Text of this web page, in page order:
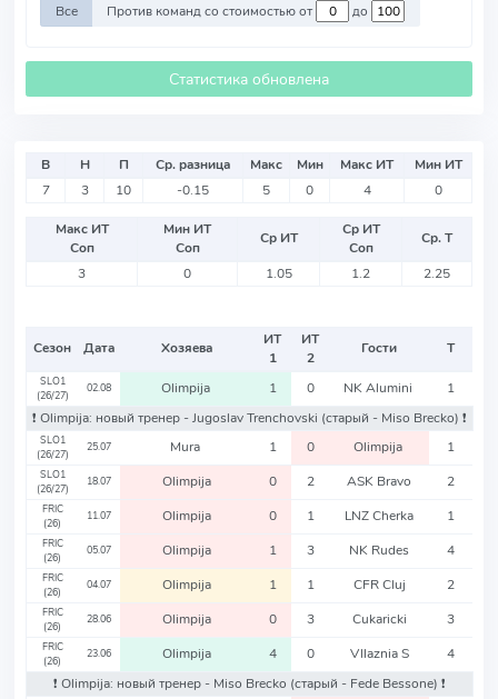
Все Против команд со стоимостью от до
Статистика обновлена
В Н П Ср. разница Макс Мин Макс ИТ
Мин ИТ
7
3 10 -0.15 5 0 4 0
Макс ИТ
Соп
Мин ИТ
Соп
Ср ИТ
Ср ИТ
Соп
Ср. Т
3
0 1.05 1.2 2.25
Сезон Дата Хозяева
ИТ
1
ИТ
2
Гости Т
SLO1
(26/27)
02.08 Olimpija 1 0 NK Alumini
1
❗️ Olimpija: новый тренер - Jugoslav Trenchovski (старый - Miso Brecko) ❗️
SLO1
(26/27)
25.07 Mura 1 0 Olimpija 1
SLO1
(26/27)
18.07 Olimpija 0 2 ASK Bravo 2
FRIC
(26)
11.07 Olimpija 0 1 LNZ Cherka 1
FRIC
(26)
05.07 Olimpija 1 3 NK Rudes 4
FRIC
(26)
04.07 Olimpija 1 1 CFR Cluj 2
FRIC
(26)
28.06 Olimpija 0 3 Cukaricki 3
FRIC
(26)
23.06 Olimpija 4 0 Vllaznia S
4
❗️ Olimpija: новый тренер - Miso Brecko (старый - Fede Bessone) ❗️